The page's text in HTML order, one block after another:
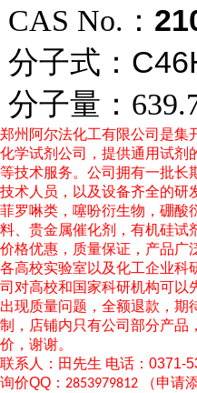
CAS No.：
分子式：
分子量：
郑州阿尔法化工有限公司是集
化学试剂公司，提供通用试剂
等技术服务。公司拥有一批长
技术人员，以及设备齐全的研
菲罗啉类，噻吩衍生物，硼酸
料、贵金属催化剂，有机硅试
价格优惠，质量保证，产品广
各高校实验室以及化工企业科
司对高校和国家科研机构可以
出现质量问题，全额退款，期
制，店铺内只有公司部分产品
价，谢谢。
联系人：田先生 电话：0371-
询价QQ： 2853979812
（申请